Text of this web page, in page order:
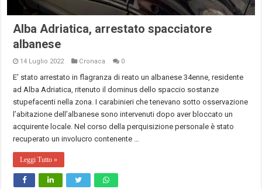
Alba Adriatica, arrestato spacciatore
albanese
14 Luglio 2022 Cronaca 0
E’ stato arrestato in flagranza di reato un albanese 34enne, residente
ad Alba Adriatica, ritenuto il dominus dello spaccio sostanze
stupefacenti nella zona. I carabinieri che tenevano sotto osservazione
l’abitazione dell’albanese sono intervenuti dopo aver bloccato un
acquirente locale. Nel corso della perquisizione personale è stato
recuperato un involucro contenente …
Leggi Tutto »